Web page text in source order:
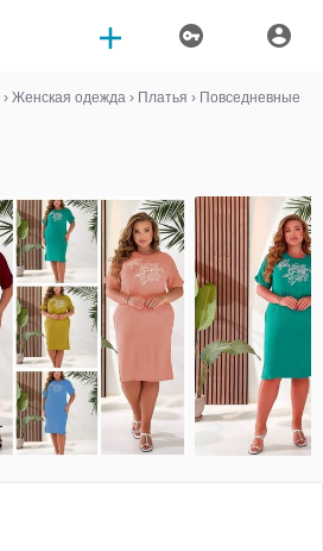
› Женская одежда › Платья › Повседневные